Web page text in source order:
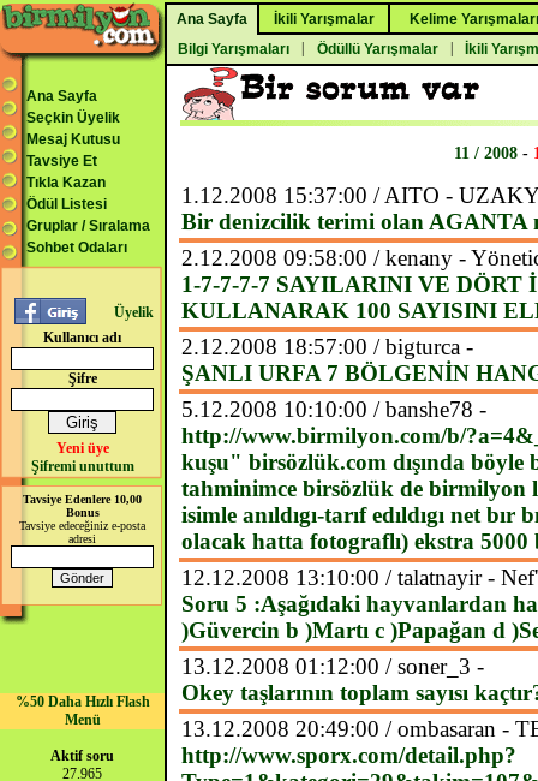
Ana Sayfa İkili Yarışmalar
Kelime Yarışmaları
Bilgi Yarışmaları
Ödüllü Yarışmalar İkili
Ana Sayfa
Seçkin Üyelik
Mesaj Kutusu
Tavsiye Et
Tıkla Kazan
Ödül Listesi
Gruplar / Sıralama
Sohbet Odaları
Üyelik
Kullanıcı adı
Şifre
Yeni üye
Şifremi unuttum
Tavsiye Edenlere 10,00
Bonus
Tavsiye edeceğiniz e-posta
adresi
%50 Daha Hızlı Flash
Menü
Aktif soru
27.965
11 / 2008-
1.12.2008 15:37:00 / AITO -
Bir denizcilik terimi olan AGANTA
2.12.2008 09:58:00 / kenany -
1-7-7-7-7 SAYILARINI VE
KULLANARAK 100 SAYISINI
2.12.2008 18:57:00 / bigturca -
ŞANLI URFA 7 BÖLGENİN
5.12.2008 10:10:00 / banshe78 -
http://www.birmilyon.com/b/
kuşu" birsözlük.com dışında böyle
tahminimce birsözlük de
isimle anıldıgı-tarıf edıldıgı net bır
olacak hatta fotograflı) ekstra 5000
12.12.2008 13:10:00 / talatnayir -
Soru 5 :Aşağıdaki hayvanlardan
)Güvercin b )Martı c )Papağan d
13.12.2008 01:12:00 / soner_3 -
Okey taşlarının toplam sayısı
13.12.2008 20:49:00 / ombasaran -
http://www.sporx.com/detail.php?